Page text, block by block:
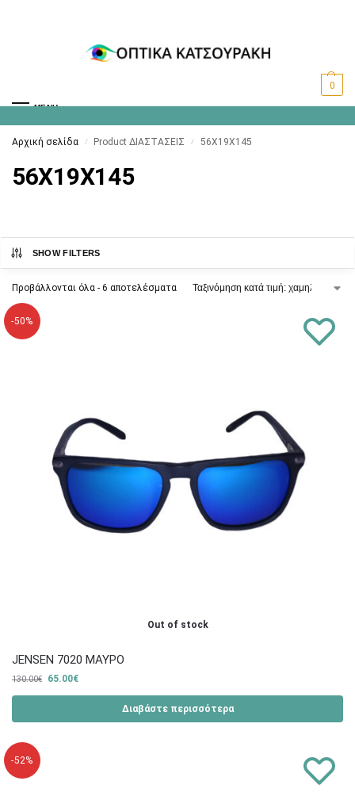
MENU
0
Αρχική σελίδα / Product ΔΙΑΣΤΑΣΕΙΣ / 56X19X145
56X19X145
SHOW FILTERS
Προβάλλονται όλα - 6 αποτελέσματα
-50%
Out of stock
JENSEN 7020 ΜΑΥΡΟ
130.00€ 65.00€
Διαβάστε περισσότερα
-52%